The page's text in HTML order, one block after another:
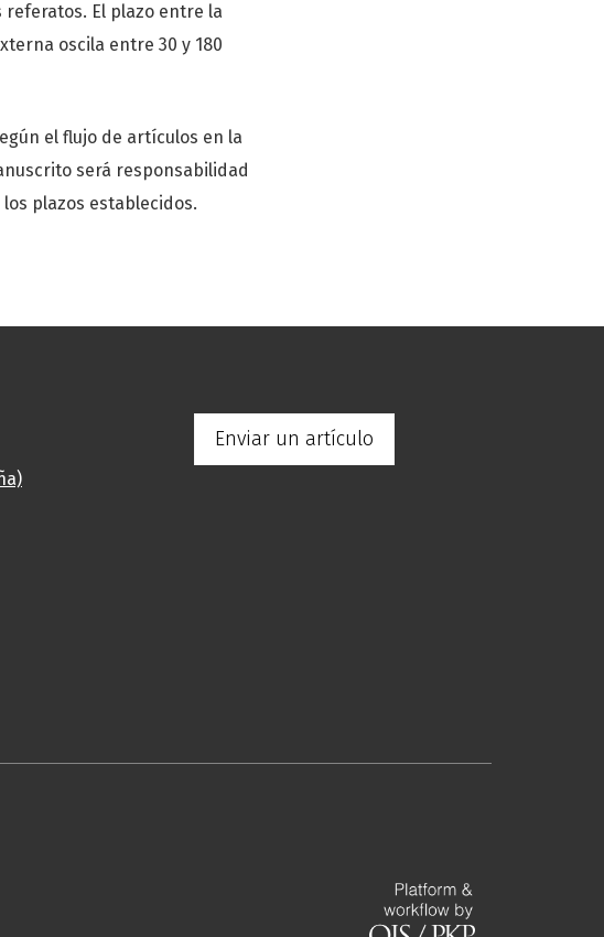
El plazo entre la
oscila entre 30 y 180
el flujo de artículos en la
será responsabilidad
plazos establecidos.
Enviar un artículo